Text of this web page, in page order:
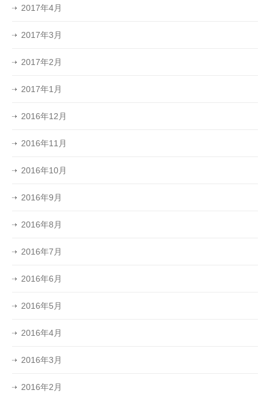
2017年4月
2017年3月
2017年2月
2017年1月
2016年12月
2016年11月
2016年10月
2016年9月
2016年8月
2016年7月
2016年6月
2016年5月
2016年4月
2016年3月
2016年2月